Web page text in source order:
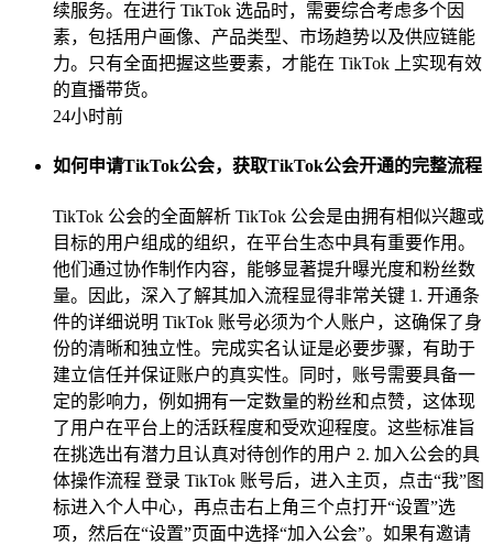
续服务。在进行 TikTok 选品时，需要综合考虑多个因
素，包括用户画像、产品类型、市场趋势以及供应链能
力。只有全面把握这些要素，才能在 TikTok 上实现有效
的直播带货。
24小时前
如何申请TikTok公会，获取TikTok公会开通的完整流程
TikTok 公会的全面解析 TikTok 公会是由拥有相似兴趣或
目标的用户组成的组织，在平台生态中具有重要作用。
他们通过协作制作内容，能够显著提升曝光度和粉丝数
量。因此，深入了解其加入流程显得非常关键 1. 开通条
件的详细说明 TikTok 账号必须为个人账户，这确保了身
份的清晰和独立性。完成实名认证是必要步骤，有助于
建立信任并保证账户的真实性。同时，账号需要具备一
定的影响力，例如拥有一定数量的粉丝和点赞，这体现
了用户在平台上的活跃程度和受欢迎程度。这些标准旨
在挑选出有潜力且认真对待创作的用户 2. 加入公会的具
体操作流程 登录 TikTok 账号后，进入主页，点击“我”图
标进入个人中心，再点击右上角三个点打开“设置”选
项，然后在“设置”页面中选择“加入公会”。如果有邀请